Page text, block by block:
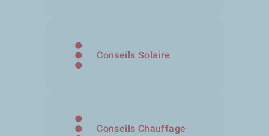
Conseils Solaire
Conseils Chauffage